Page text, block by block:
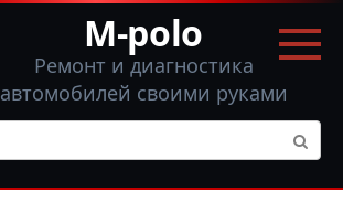
M-polo
Ремонт и диагностика
автомобилей своими руками